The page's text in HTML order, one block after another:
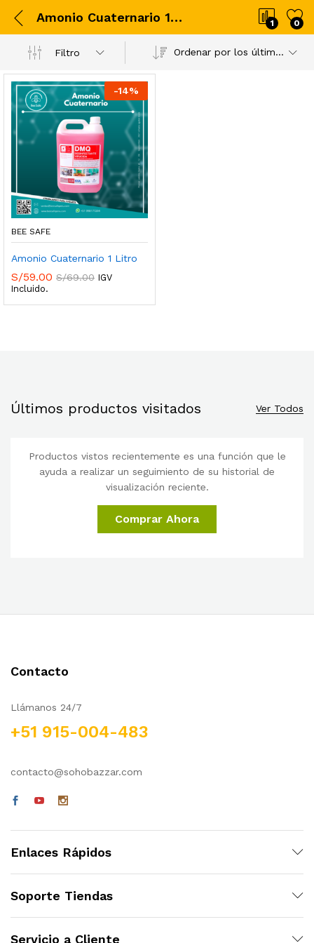
Amonio Cuaternario 1 Litro 1 0
Filtro Ordenar por los últimos
-14%
BEE SAFE
Amonio Cuaternario 1 Litro
S/59.00 S/69.00 IGV
Incluido.
Últimos productos visitados Ver Todos
Productos vistos recientemente es una función que le
ayuda a realizar un seguimiento de su historial de
visualización reciente.
Comprar Ahora
Contacto
Llámanos 24/7
+51 915-004-483
contacto@sohobazzar.com
Enlaces Rápidos
Soporte Tiendas
Servicio a Cliente